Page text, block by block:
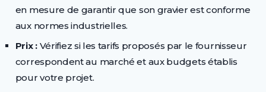
en mesure de garantir que son gravier est conforme
aux normes industrielles.
Prix :Vérifiez si les tarifs proposés par le fournisseur
correspondent au marché et aux budgets établis
pour votre projet.